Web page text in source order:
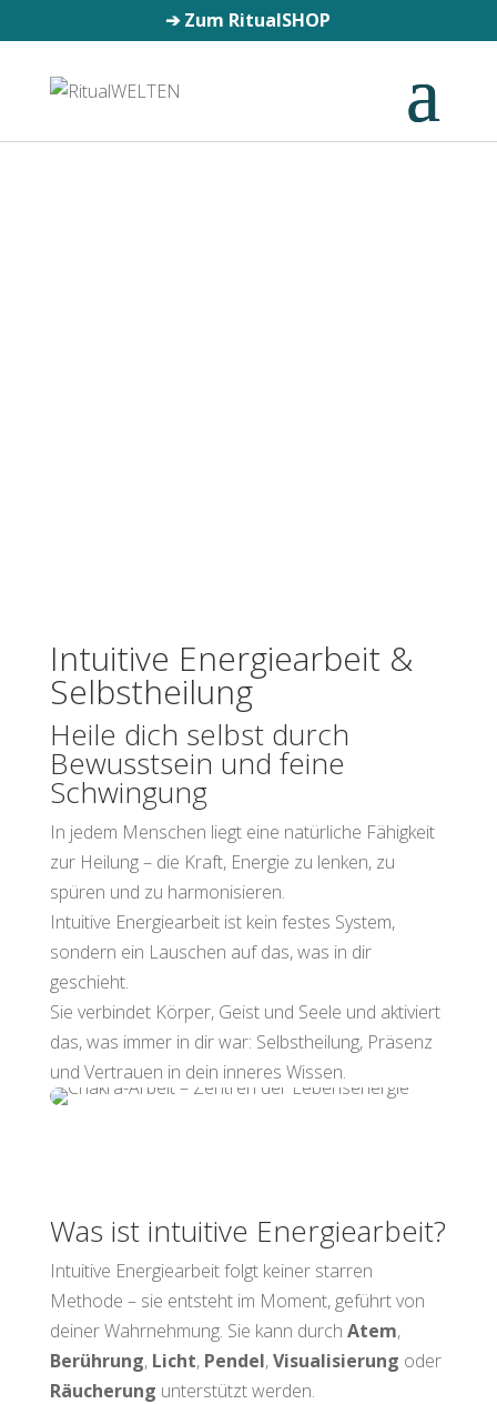
➔Zum RitualSHOP
Intuitive Energiearbeit &
Selbstheilung
Heile dich selbst durch
Bewusstsein und feine
Schwingung
In jedem Menschen liegt eine natürliche Fähigkeit
zur Heilung – die Kraft, Energie zu lenken, zu
spüren und zu harmonisieren.
Intuitive Energiearbeit ist kein festes System,
sondern ein Lauschen auf das, was in dir
geschieht.
Sie verbindet Körper, Geist und Seele und aktiviert
das, was immer in dir war: Selbstheilung, Präsenz
und Vertrauen in dein inneres Wissen.
Was ist intuitive Energiearbeit?
Intuitive Energiearbeit folgt keiner starren
Methode – sie entsteht im Moment, geführt von
deiner Wahrnehmung. Sie kann durch Atem,
Berührung, Licht, Pendel,Visualisierung oder
Räucherung unterstützt werden.